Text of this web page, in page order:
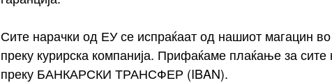
Сите нарачки од ЕУ се испраќаат од нашиот магацин во
преку курирска компанија. Прифаќаме плаќање за сите
преку БАНКАРСКИ ТРАНСФЕР (IBAN).